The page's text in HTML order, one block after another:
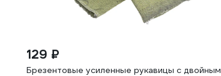
129 ₽
Брезентовые усиленные рукавицы с двойным